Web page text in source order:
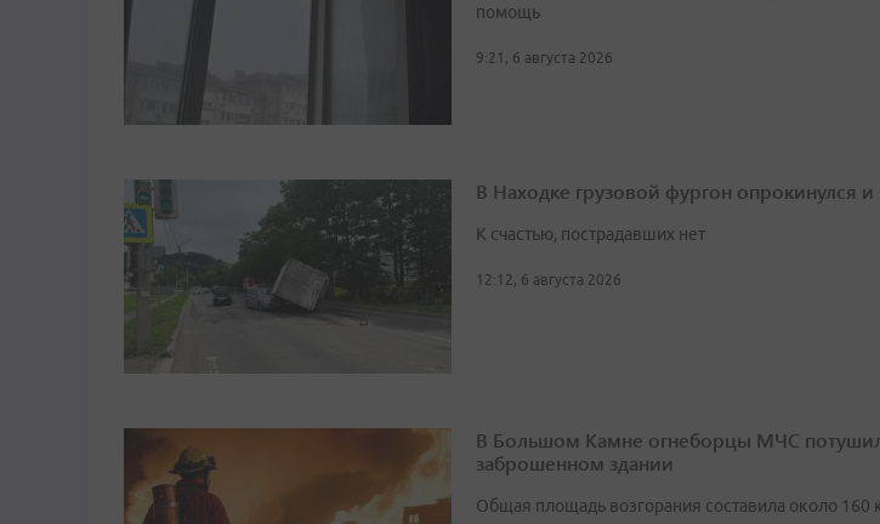
помощь
9:21, 6 августа 2026
В Находке грузовой фургон опрокинулся
К счастью, пострадавших нет
12:12, 6 августа 2026
В Большом Камне огнеборцы МЧС
заброшенном здании
Общая площадь возгорания составила около 160